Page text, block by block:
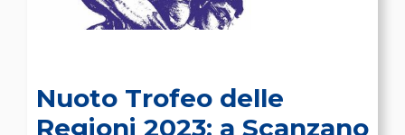
Nuoto Trofeo delle
Regioni 2023: a Scanzano